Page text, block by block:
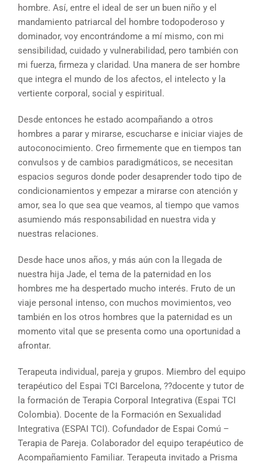
hombre. Así, entre el ideal de ser un buen niño y el
mandamiento patriarcal del hombre todopoderoso y
dominador, voy encontrándome a mí mismo, con mi
sensibilidad, cuidado y vulnerabilidad, pero también con
mi fuerza, firmeza y claridad. Una manera de ser hombre
que integra el mundo de los afectos, el intelecto y la
vertiente corporal, social y espiritual.
Desde entonces he estado acompañando a otros
hombres a parar y mirarse, escucharse e iniciar viajes de
autoconocimiento. Creo firmemente que en tiempos tan
convulsos y de cambios paradigmáticos, se necesitan
espacios seguros donde poder desaprender todo tipo de
condicionamientos y empezar a mirarse con atención y
amor, sea lo que sea que veamos, al tiempo que vamos
asumiendo más responsabilidad en nuestra vida y
nuestras relaciones.
Desde hace unos años, y más aún con la llegada de
nuestra hija Jade, el tema de la paternidad en los
hombres me ha despertado mucho interés. Fruto de un
viaje personal intenso, con muchos movimientos, veo
también en los otros hombres que la paternidad es un
momento vital que se presenta como una oportunidad a
afrontar.
Terapeuta individual, pareja y grupos. Miembro del equipo
terapéutico del Espai TCI Barcelona, ??docente y tutor de
la formación de Terapia Corporal Integrativa (Espai TCI
Colombia). Docente de la Formación en Sexualidad
Integrativa (ESPAI TCI). Cofundador de Espai Comú –
Terapia de Pareja. Colaborador del equipo terapéutico de
Acompañamiento Familiar. Terapeuta invitado a Prisma